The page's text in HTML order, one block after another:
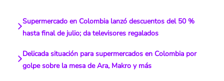
Supermercado en Colombia lanzó descuentos del 50 %
hasta final de julio; da televisores regalados
Delicada situación para supermercados en Colombia por
golpe sobre la mesa de Ara, Makro y más